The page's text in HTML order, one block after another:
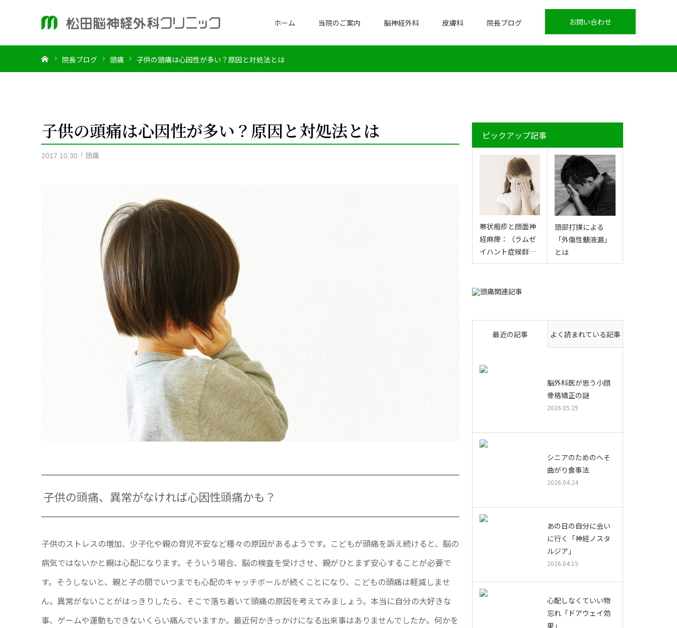
お問い合わせ
ホーム 当院のご案内 脳神経外科 皮膚科 院長ブログ
院長ブログ 頭痛 子供の頭痛は心因性が多い？原因と対処法とは
子供の頭痛は心因性が多い？原因と対処法とは
2017.10.30 頭痛
子供の頭痛、異常がなければ心因性頭痛かも？
子供のストレスの増加、少子化や親の育児不安など種々の原因があるようです。こどもが頭痛を訴え続けると、脳の
病気ではないかと親は心配になります。そういう場合、脳の検査を受けさせ、親がひとまず安心することが必要で
す。そうしないと、親と子の間でいつまでも心配のキャッチボールが続くことになり、こどもの頭痛は軽減しませ
ん。異常がないことがはっきりしたら、そこで落ち着いて頭痛の原因を考えてみましょう。本当に自分の大好きな
事、ゲームや運動もできないくらい痛んでいますか。最近何かきっかけになる出来事はありませんでしたか。何かを
ピックアップ記事
帯状疱疹と顔面神
経麻痺：（ラムゼ
イハント症候群…
頭部打撲による
「外傷性髄液漏」
とは
最近の記事 よく読まれている記事
脳外科医が思う小顔
骨格矯正の謎
2026.05.29
シニアのためのへそ
曲がり食事法
2026.04.24
あの日の自分に会い
に行く「神経ノスタ
ルジア」
2026.04.15
心配しなくていい物
忘れ「ドアウェイ効
果」